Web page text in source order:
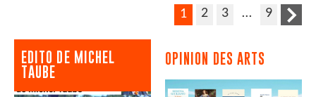
1 2 3 … 9
EDITO DE MICHEL
TAUBE
OPINION DES ARTS